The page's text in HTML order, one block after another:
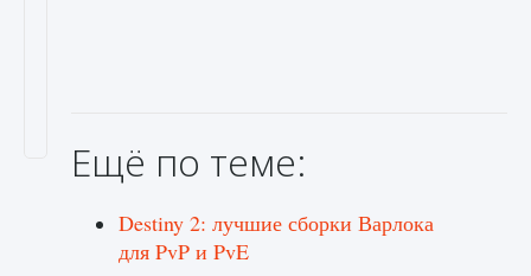
Ещё по теме:
Destiny 2: лучшие сборки Варлока
для PvP и PvE